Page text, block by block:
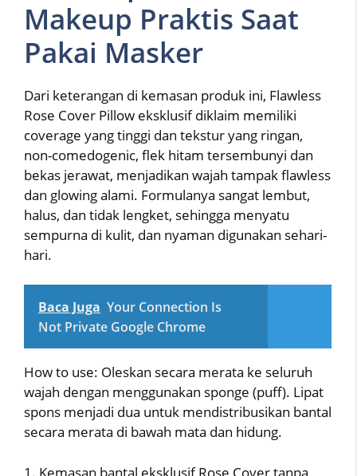
Makeup Praktis Saat
Pakai Masker
Dari keterangan di kemasan produk ini, Flawless
Rose Cover Pillow eksklusif diklaim memiliki
coverage yang tinggi dan tekstur yang ringan,
non-comedogenic, flek hitam tersembunyi dan
bekas jerawat, menjadikan wajah tampak flawless
dan glowing alami. Formulanya sangat lembut,
halus, dan tidak lengket, sehingga menyatu
sempurna di kulit, dan nyaman digunakan sehari-
hari.
Baca Juga Your Connection Is
Not Private Google Chrome
How to use: Oleskan secara merata ke seluruh
wajah dengan menggunakan sponge (puff). Lipat
spons menjadi dua untuk mendistribusikan bantal
secara merata di bawah mata dan hidung.
1. Kemasan bantal eksklusif Rose Cover tanpa